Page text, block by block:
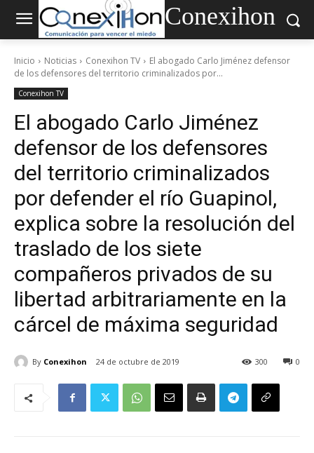
Conexihon
Inicio Noticias Conexihon TV
El abogado Carlo Jiménez defensor
de los defensores del territorio criminalizados por...
Conexihon TV
El abogado Carlo Jiménez
defensor de los defensores
del territorio criminalizados
por defender el río Guapinol,
explica sobre la resolución del
traslado de los siete
compañeros privados de su
libertad arbitrariamente en la
cárcel de máxima seguridad
By Conexihon 24 de octubre de 2019 0
300